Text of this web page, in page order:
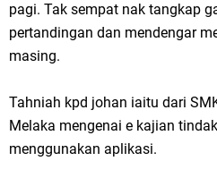
pagi. Tak sempat nak tangkap
pertandingan dan mendengar
masing.
Tahniah kpd johan iaitu dari
Melaka mengenai e kajian
menggunakan aplikasi.